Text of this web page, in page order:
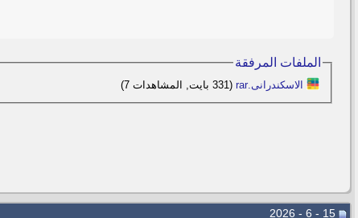
الملفات المرفقة
الاسكندرانى.rar‏ (331 بايت, المشاهدات 7)